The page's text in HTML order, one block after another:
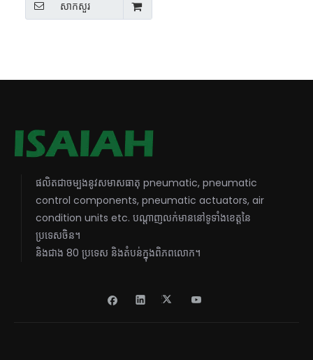
សាកសួរ
ផលិតជាចម្បងនូវសមាសធាតុ pneumatic, pneumatic
control components, pneumatic actuators, air
condition units etc. បណ្តាញលក់មាននៅទូទាំងខេត្តនៃ
ប្រទេសចិន។
និងជាង 80 ប្រទេស និងតំបន់ក្នុងពិភពលោក។